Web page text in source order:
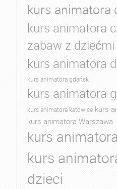
kurs animatora
kurs animatora
zabaw z dziećmi
kurs animatora
kurs animatora gdańsk
kurs animatora
kurs animatora katowice kurs
kurs animatora Warszawa
kurs
kurs
dzieci